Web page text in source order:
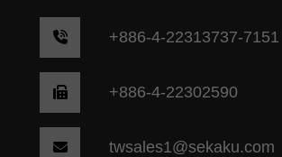
+886-4-22313737-7151
+886-4-22302590
twsales1@sekaku.com